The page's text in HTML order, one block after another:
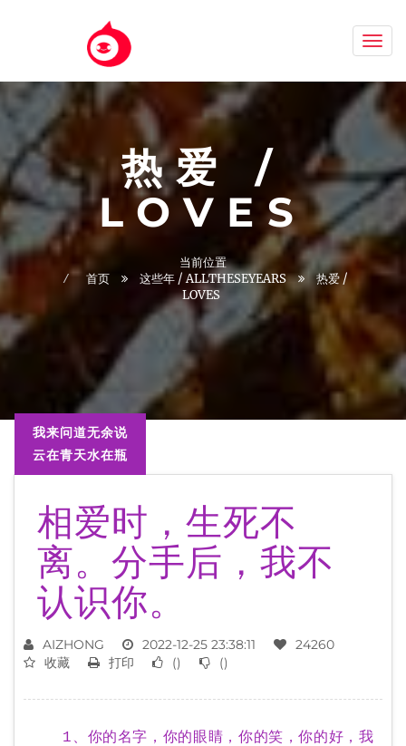
热爱 /
LOVES
当前位置
首页
这些年 / ALLTHESEYEARS
热爱 /
LOVES
我来问道无余说
云在青天水在瓶
相爱时，生死不
离。分手后，我不
认识你。
AIZHONG 2022-12-25 23:38:11
24260
收藏
打印 () ()
1、你的名字，你的眼睛，你的笑，你的好，我